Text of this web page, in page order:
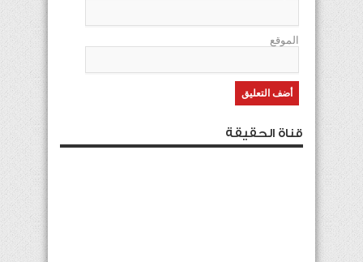
الموقع
قناة الحقيقة